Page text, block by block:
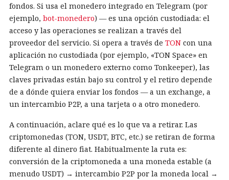
fondos. Si usa el monedero integrado en Telegram (por
ejemplo, bot-monedero) — es una opción custodiada: el
acceso y las operaciones se realizan a través del
proveedor del servicio. Si opera a través de TON con una
aplicación no custodiada (por ejemplo, «TON Space» en
Telegram o un monedero externo como Tonkeeper), las
claves privadas están bajo su control y el retiro depende
de a dónde quiera enviar los fondos — a un exchange, a
un intercambio P2P, a una tarjeta o a otro monedero.
A continuación, aclare qué es lo que va a retirar. Las
criptomonedas (TON, USDT, BTC, etc.) se retiran de forma
diferente al dinero fiat. Habitualmente la ruta es:
conversión de la criptomoneda a una moneda estable (a
menudo USDT) → intercambio P2P por la moneda local →